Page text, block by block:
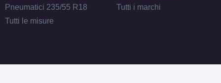
Pneumatici 235/55 R18
Tutti le misure
Tutti i marchi